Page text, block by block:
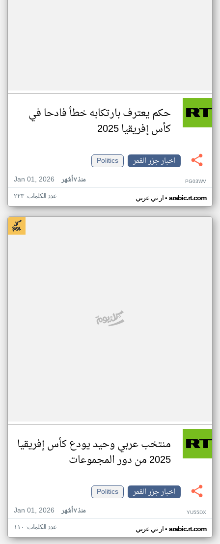
حكم يعترف بارتكابه خطأ فادحا في
كأس إفريقيا 2025
اخبار جزر القمر
Politics
Jan 01, 2026
منذ ٧ أشهر PG03WV
ار تي عربي• arabic.rt.com عدد الكلمات: ٢٢٣
منتخب عربي وحيد يودع كأس إفريقيا
2025 من دور المجموعات
اخبار جزر القمر
Politics
Jan 01, 2026
منذ ٧ أشهر YU55DX
ار تي عربي• arabic.rt.com عدد الكلمات: ١١٠